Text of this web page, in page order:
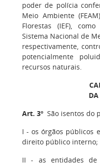
poder de polícia
Meio Ambiente
Florestas (IEF),
Sistema Nacional de
respectivamente,
potencialmente
recursos naturais.
Art. 3º São isentos do
I - os órgãos públicos
direito público interno;
II - as entidades de